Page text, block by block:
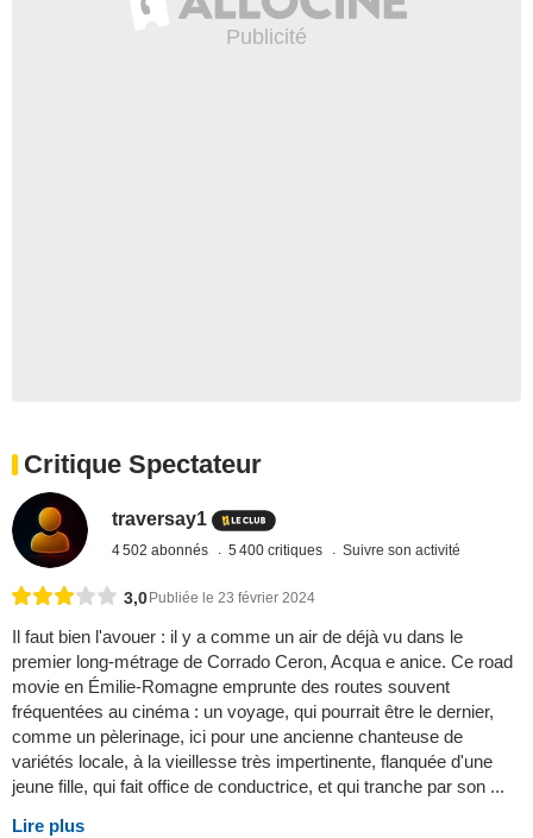
Critique Spectateur
traversay1
4 502 abonnés 5 400 critiques Suivre son activité
3,0 Publiée le 23 février 2024
Il faut bien l'avouer : il y a comme un air de déjà vu dans le
premier long-métrage de Corrado Ceron, Acqua e anice. Ce road
movie en Émilie-Romagne emprunte des routes souvent
fréquentées au cinéma : un voyage, qui pourrait être le dernier,
comme un pèlerinage, ici pour une ancienne chanteuse de
variétés locale, à la vieillesse très impertinente, flanquée d'une
jeune fille, qui fait office de conductrice, et qui tranche par son ...
Lire plus